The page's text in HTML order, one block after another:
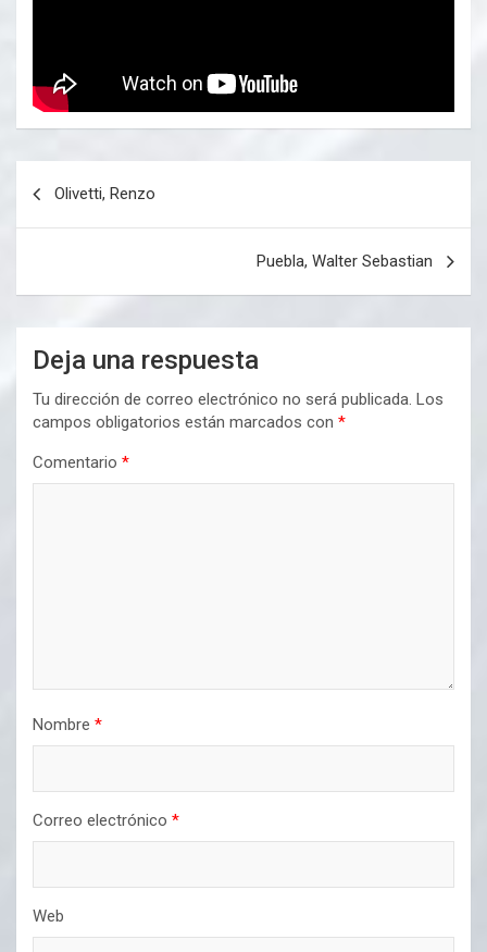
Olivetti, Renzo
Puebla, Walter Sebastian
Deja una respuesta
Tu dirección de correo electrónico no será publicada. Los
campos obligatorios están marcados con *
Comentario *
Nombre *
Correo electrónico *
Web